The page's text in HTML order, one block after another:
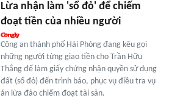
Lừa nhận làm 'sổ đỏ' để chiếm
đoạt tiền của nhiều người
Công an thành phố Hải Phòng đang kêu gọi
những người từng giao tiền cho Trần Hữu
Thắng để làm giấy chứng nhận quyền sử dụng
đất (sổ đỏ) đến trình báo, phục vụ điều tra vụ
án lừa đảo chiếm đoạt tài sản.